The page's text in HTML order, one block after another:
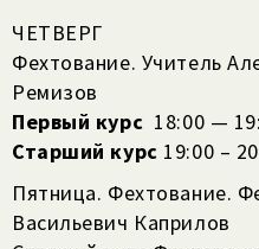
ЧЕТВЕРГ
Фехтование. Учитель
Ремизов
Первый курс 18:00 —
Старший курс 19:00 –
Пятница. Фехтование.
Васильевич Каприлов